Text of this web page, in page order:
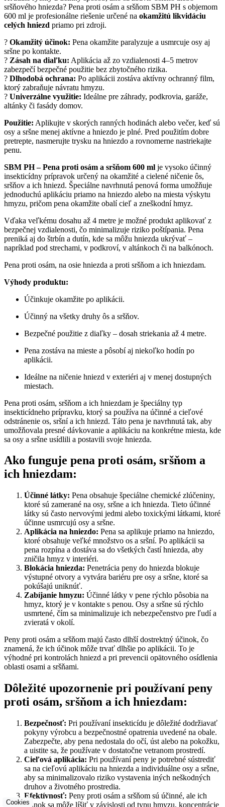
sršňového hniezda? Pena proti osám a sršňom SBM PH s objemom
600 ml je profesionálne riešenie určené na okamžitú likvidáciu
celých hniezd priamo pri zdroji.
? Okamžitý účinok: Pena okamžite paralyzuje a usmrcuje osy aj
sršne po kontakte.
? Zásah na diaľku: Aplikácia až zo vzdialenosti 4–5 metrov
zabezpečí bezpečné použitie bez zbytočného rizika.
?️ Dlhodobá ochrana: Po aplikácii zostáva aktívny ochranný film,
ktorý zabraňuje návratu hmyzu.
? Univerzálne využitie: Ideálne pre záhrady, podkrovia, garáže,
altánky či fasády domov.
Použitie: Aplikujte v skorých ranných hodinách alebo večer, keď sú
osy a sršne menej aktívne a hniezdo je plné. Pred použitím dobre
pretrepte, nasmerujte trysku na hniezdo a rovnomerne nastriekajte
penu.
SBM PH – Pena proti osám a sršňom 600 ml je vysoko účinný
insekticídny prípravok určený na okamžité a cielené ničenie ôs,
sršňov a ich hniezd. Špeciálne navrhnutá penová forma umožňuje
jednoduchú aplikáciu priamo na hniezdo alebo na miesta výskytu
hmyzu, pričom pena okamžite obalí cieľ a zneškodní hmyz.
Vďaka veľkému dosahu až 4 metre je možné produkt aplikovať z
bezpečnej vzdialenosti, čo minimalizuje riziko poštípania. Pena
preniká aj do štrbín a dutín, kde sa môžu hniezda ukrývať –
napríklad pod strechami, v podkroví, v altánkoch či na balkónoch.
Pena proti osám, na osie hniezda a proti sršňom a ich hniezdam.
Výhody produktu:
Účinkuje okamžite po aplikácii.
Účinný na všetky druhy ôs a sršňov.
Bezpečné použitie z diaľky – dosah striekania až 4 metre.
Pena zostáva na mieste a pôsobí aj niekoľko hodín po
aplikácii.
Ideálne na ničenie hniezd v exteriéri aj v menej dostupných
miestach.
Pena proti osám, sršňom a ich hniezdam je špeciálny typ
insekticídneho prípravku, ktorý sa používa na účinné a cieľové
odstránenie os, sršní a ich hniezd. Táto pena je navrhnutá tak, aby
umožňovala presné dávkovanie a aplikáciu na konkrétne miesta, kde
sa osy a sršne usídlili a postavili svoje hniezda.
Ako funguje pena proti osám, sršňom a
ich hniezdam:
Účinné látky: Pena obsahuje špeciálne chemické zlúčeniny,
ktoré sú zamerané na osy, sršne a ich hniezda. Tieto účinné
látky sú často nervovými jedmi alebo toxickými látkami, ktoré
účinne usmrcujú osy a sršne.
Aplikácia na hniezdo: Pena sa aplikuje priamo na hniezdo,
ktoré obsahuje veľké množstvo os a sršní. Po aplikácii sa
pena rozpína a dostáva sa do všetkých častí hniezda, aby
zničila hmyz v interiéri.
Blokácia hniezda: Penetrácia peny do hniezda blokuje
výstupné otvory a vytvára bariéru pre osy a sršne, ktoré sa
pokúšajú uniknúť.
Zabíjanie hmyzu: Účinné látky v pene rýchlo pôsobia na
hmyz, ktorý je v kontakte s penou. Osy a sršne sú rýchlo
usmrtené, čím sa minimalizuje ich nebezpečenstvo pre ľudí a
zvieratá v okolí.
Peny proti osám a sršňom majú často dlhší dostrektný účinok, čo
znamená, že ich účinok môže trvať dlhšie po aplikácii. To je
výhodné pri kontrolách hniezd a pri prevencii opätovného osídlenia
oblasti osami a sršňami.
Dôležité upozornenie pri používaní peny
proti osám, sršňom a ich hniezdam:
Bezpečnosť: Pri používaní insekticídu je dôležité dodržiavať
pokyny výrobcu a bezpečnostné opatrenia uvedené na obale.
Zabezpečte, aby pena nedostala do očí, úst alebo na pokožku,
a uistite sa, že používate v dostatočne vetranom prostredí.
Cieľová aplikácia: Pri používaní peny je potrebné sústrediť
sa na cieľovú aplikáciu na hniezda a individuálne osy a sršne,
aby sa minimalizovalo riziko vystavenia iných neškodných
druhov a životného prostredia.
Efektívnosť: Peny proti osám a sršňom sú účinné, ale ich
účinok sa môže líšiť v závislosti od typu hmyzu, koncentrácie
Cookies